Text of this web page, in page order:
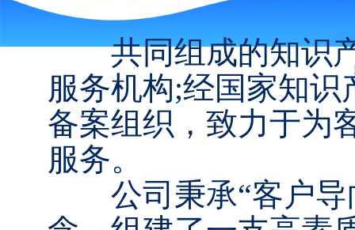
共同组成的知识产
服务机构;经国家知
备案组织，致力于为
服务。
公司秉承“客户导